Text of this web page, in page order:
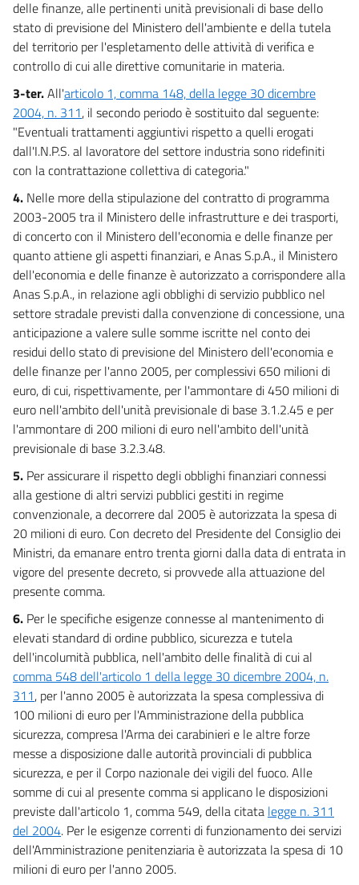
delle finanze, alle pertinenti unità previsionali di base dello
stato di previsione del Ministero dell'ambiente e della tutela
del territorio per l'espletamento delle attività di verifica e
controllo di cui alle direttive comunitarie in materia.
3-ter.All'articolo 1, comma 148, della legge 30 dicembre
2004, n. 311, il secondo periodo è sostituito dal seguente:
"Eventuali trattamenti aggiuntivi rispetto a quelli erogati
dall'I.N.P.S. al lavoratore del settore industria sono ridefiniti
con la contrattazione collettiva di categoria."
4. Nelle more della stipulazione del contratto di programma
2003-2005 tra il Ministero delle infrastrutture e dei trasporti,
di concerto con il Ministero dell'economia e delle finanze per
quanto attiene gli aspetti finanziari, e Anas S.p.A., il Ministero
dell'economia e delle finanze è autorizzato a corrispondere alla
Anas S.p.A., in relazione agli obblighi di servizio pubblico nel
settore stradale previsti dalla convenzione di concessione, una
anticipazione a valere sulle somme iscritte nel conto dei
residui dello stato di previsione del Ministero dell'economia e
delle finanze per l'anno 2005, per complessivi 650 milioni di
euro, di cui, rispettivamente, per l'ammontare di 450 milioni di
euro nell'ambito dell'unità previsionale di base 3.1.2.45 e per
l'ammontare di 200 milioni di euro nell'ambito dell'unità
previsionale di base 3.2.3.48.
5. Per assicurare il rispetto degli obblighi finanziari connessi
alla gestione di altri servizi pubblici gestiti in regime
convenzionale, a decorrere dal 2005 è autorizzata la spesa di
20 milioni di euro. Con decreto del Presidente del Consiglio dei
Ministri, da emanare entro trenta giorni dalla data di entrata in
vigore del presente decreto, si provvede alla attuazione del
presente comma.
6. Per le specifiche esigenze connesse al mantenimento di
elevati standard di ordine pubblico, sicurezza e tutela
dell'incolumità pubblica, nell'ambito delle finalità di cui al
comma 548 dell'articolo 1 della legge 30 dicembre 2004, n.
311, per l'anno 2005 è autorizzata la spesa complessiva di
100 milioni di euro per l'Amministrazione della pubblica
sicurezza, compresa l'Arma dei carabinieri e le altre forze
messe a disposizione dalle autorità provinciali di pubblica
sicurezza, e per il Corpo nazionale dei vigili del fuoco. Alle
somme di cui al presente comma si applicano le disposizioni
previste dall'articolo 1, comma 549, della citata legge n. 311
del 2004. Per le esigenze correnti di funzionamento dei servizi
dell'Amministrazione penitenziaria è autorizzata la spesa di 10
milioni di euro per l'anno 2005.